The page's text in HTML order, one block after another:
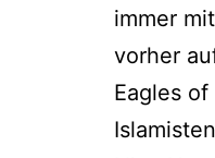
immer
vorher
Eagles